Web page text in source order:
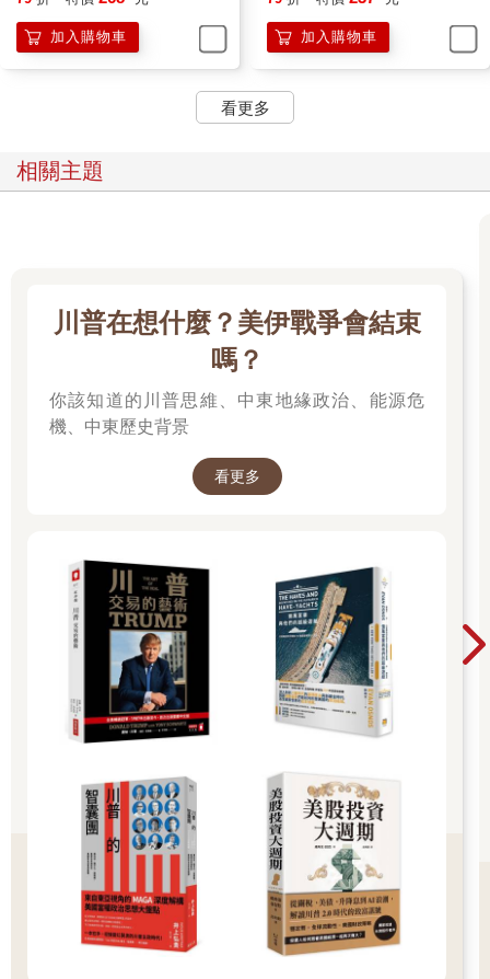
加入購物車 加入購物車
看更多
相關主題
川普在想什麼？美伊戰爭會結束
嗎？
你該知道的川普思維、中東地緣政治、能源危
機、中東歷史背景
看更多